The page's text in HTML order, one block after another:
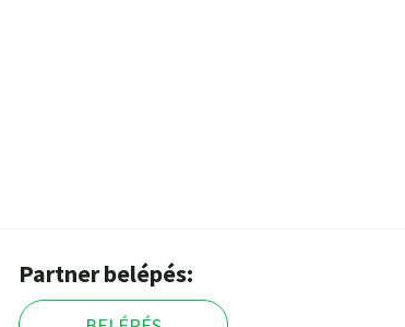
Partner belépés: